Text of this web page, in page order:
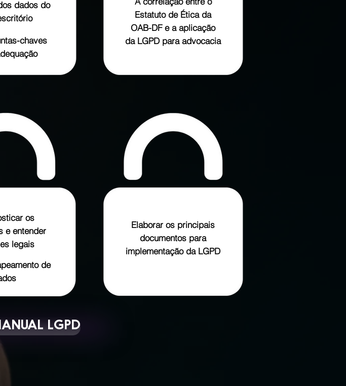
dados do
chaves
Estatuto de Ética da
OAB-DF e a aplicação
da LGPD para advocacia
os
e entender
legais
de
Elaborar os principais
documentos para
implementação da LGPD
LGPD